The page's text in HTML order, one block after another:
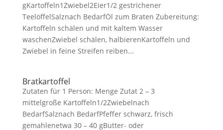
gKartoffeln1Zwiebel2Eier1/2 gestrichener
TeelöffelSalznach BedarfÖl zum Braten Zubereitung:
Kartoffeln schälen und mit kaltem Wasser
waschenZwiebel schälen, halbierenKartoffeln und
Zwiebel in feine Streifen reiben...
Bratkartoffel
Zutaten für 1 Person: Menge Zutat 2 – 3
mittelgroße Kartoffeln1/2Zwiebelnach
BedarfSalznach BedarfPfeffer schwarz, frisch
gemahlenetwa 30 – 40 gButter- oder